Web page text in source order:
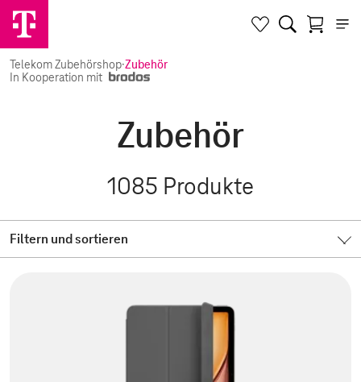
Telekom Zubehörshop·Zubehör
In Kooperation mit
Zubehör
1085 Produkte
Filtern und sortieren